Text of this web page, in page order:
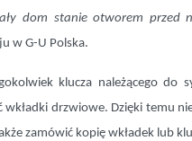
dom stanie otworem przed
w G-U Polska.
klucza należącego
drzwiowe. Dzięki temu
zamówić kopię wkładek lub